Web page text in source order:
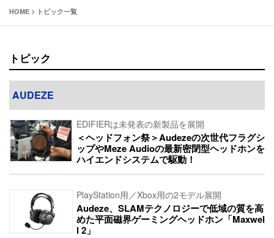
HOME > トピック一覧
トピック
AUDEZE
EDIFIERは未発表の新製品を展開
＜ヘッドフォン祭＞Audezeの次世代フラグシ
ップやMeze Audioの最新密閉型ヘッドホンを
ハイエンドシステムで駆動！
PlayStation用／Xbox用の2モデル展開
Audeze、SLAMテクノロジーで低域の質を高
めた平面磁界ゲーミングヘッドホン「Maxwel
l 2」